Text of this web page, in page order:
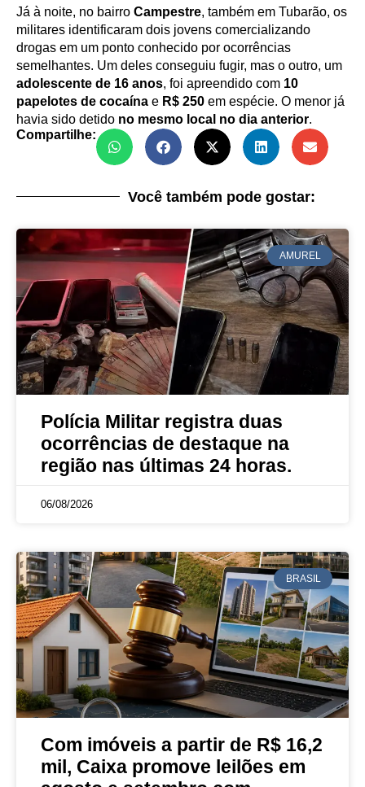
Já à noite, no bairro Campestre, também em Tubarão, os
militares identificaram dois jovens comercializando
drogas em um ponto conhecido por ocorrências
semelhantes. Um deles conseguiu fugir, mas o outro, um
adolescente de 16 anos, foi apreendido com 10
papelotes de cocaína e R$ 250 em espécie. O menor já
havia sido detido no mesmo local no dia anterior.
Compartilhe:
Você também pode gostar:
AMUREL
Polícia Militar registra duas
ocorrências de destaque na
região nas últimas 24 horas.
06/08/2026
BRASIL
Com imóveis a partir de R$ 16,2
mil, Caixa promove leilões em